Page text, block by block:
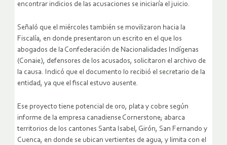
encontrar indicios de las acusaciones se iniciaría el juicio.
Señaló que el miércoles también se movilizaron hacia la
Fiscalía, en donde presentaron un escrito en el que los
abogados de la Confederación de Nacionalidades Indígenas
(Conaie), defensores de los acusados, solicitaron el archivo de
la causa. Indicó que el documento lo recibió el secretario de la
entidad, ya que el fiscal estuvo ausente.
Ese proyecto tiene potencial de oro, plata y cobre según
informe de la empresa canadiense Cornerstone; abarca
territorios de los cantones Santa Isabel, Girón, San Fernando y
Cuenca, en donde se ubican vertientes de agua, y limita con el